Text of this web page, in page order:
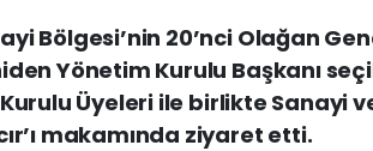
Bölgesi’nin 20’nci Olağan
Yönetim Kurulu Başkanı
Üyeleri ile birlikte Sanayi
makamında ziyaret etti.